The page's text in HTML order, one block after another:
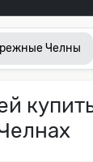
Челны